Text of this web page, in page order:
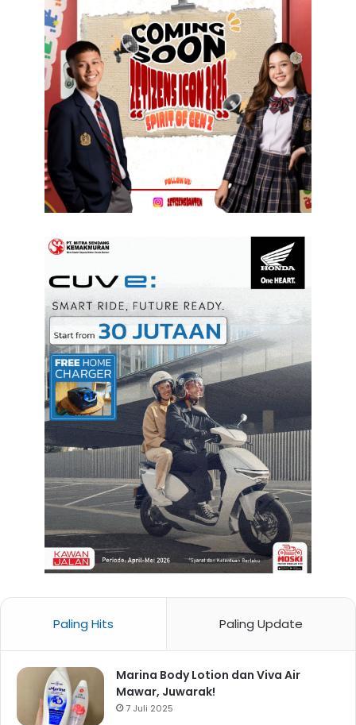
Paling Hits Paling Update
Marina Body Lotion dan Viva Air
Mawar, Juwarak!
7 Juli 2025